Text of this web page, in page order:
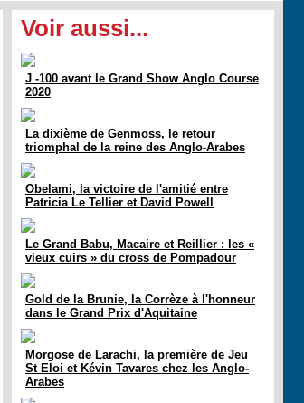
Voir aussi...
J -100 avant le Grand Show Anglo Course
2020
La dixième de Genmoss, le retour
triomphal de la reine des Anglo-Arabes
Obelami, la victoire de l'amitié entre
Patricia Le Tellier et David Powell
Le Grand Babu, Macaire et Reillier : les «
vieux cuirs » du cross de Pompadour
Gold de la Brunie, la Corrèze à l'honneur
dans le Grand Prix d'Aquitaine
Morgose de Larachi, la première de Jeu
St Eloi et Kévin Tavares chez les Anglo-
Arabes